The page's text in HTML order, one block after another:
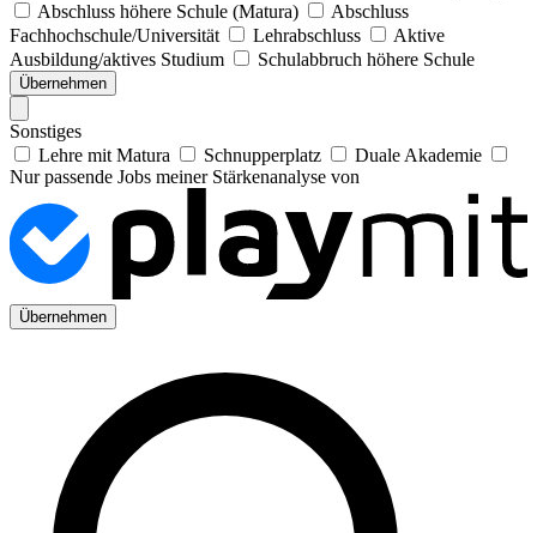
Abschluss höhere Schule (Matura)
Abschluss
Fachhochschule/Universität
Lehrabschluss
Aktive
Ausbildung/aktives Studium
Schulabbruch höhere Schule
Übernehmen
Sonstiges
Lehre mit Matura
Schnupperplatz
Duale Akademie
Nur passende Jobs meiner Stärkenanalyse von
Übernehmen